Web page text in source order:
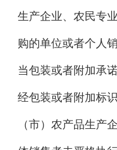
生产企业、农民专
购的单位或者个人
当包装或者附加承
经包装或者附加标
（市）农产品生产